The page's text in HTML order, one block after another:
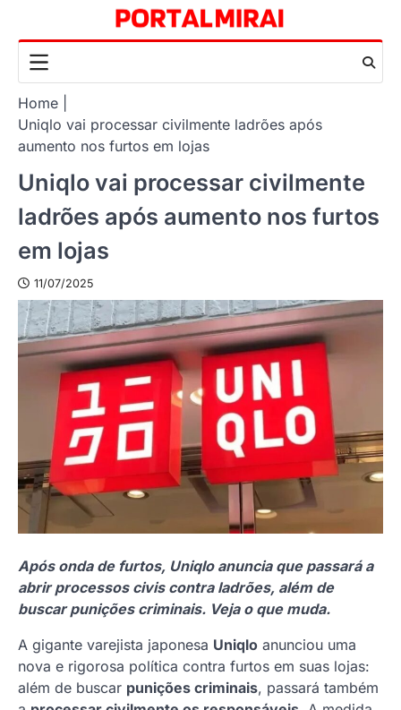
content
Home
Uniqlo vai processar civilmente ladrões após
aumento nos furtos em lojas
Uniqlo vai processar civilmente
ladrões após aumento nos furtos
em lojas
11/07/2025
Após onda de furtos, Uniqlo anuncia que passará a
abrir processos civis contra ladrões, além de
buscar punições criminais. Veja o que muda.
A gigante varejista japonesa Uniqlo anunciou uma
nova e rigorosa política contra furtos em suas lojas:
além de buscar punições criminais, passará também